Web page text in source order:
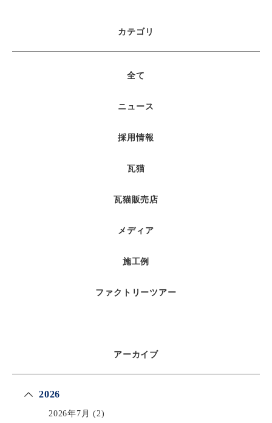
カテゴリ
全て
ニュース
採用情報
瓦猫
瓦猫販売店
メディア
施工例
ファクトリーツアー
アーカイブ
2026
2026年7月 (2)